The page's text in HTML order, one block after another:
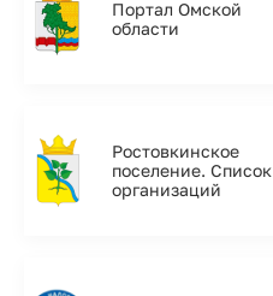
Портал Омской
области
Ростовкинское
поселение. Список
организаций